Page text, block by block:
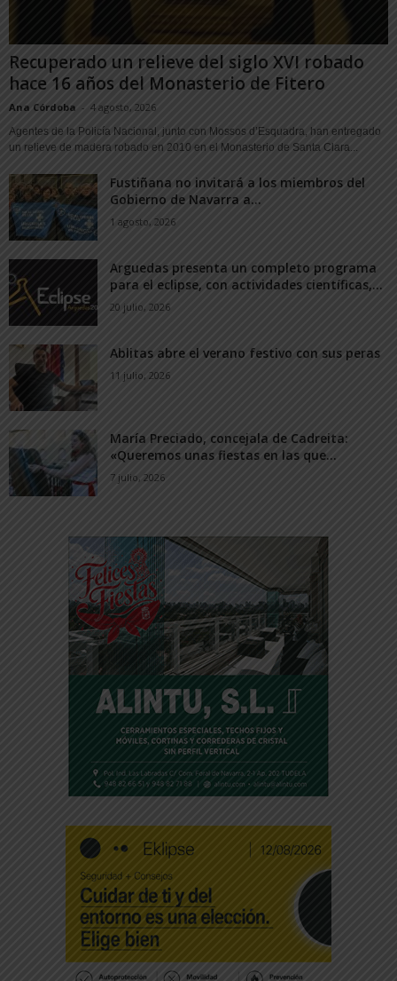
Recuperado un relieve del siglo XVI robado
hace 16 años del Monasterio de Fitero
Ana Córdoba - 4 agosto, 2026
Agentes de la Policía Nacional, junto con Mossos d’Esquadra, han entregado
un relieve de madera robado en 2010 en el Monasterio de Santa Clara...
Fustiñana no invitará a los miembros del
Gobierno de Navarra a...
1 agosto, 2026
Arguedas presenta un completo programa
para el eclipse, con actividades científicas,...
20 julio, 2026
Ablitas abre el verano festivo con sus peras
11 julio, 2026
María Preciado, concejala de Cadreita:
«Queremos unas fiestas en las que...
7 julio, 2026